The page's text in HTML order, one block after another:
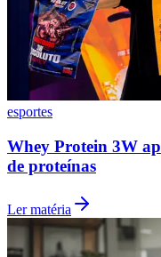
esportes
Whey Protein 3W
de proteínas
Ler matéria